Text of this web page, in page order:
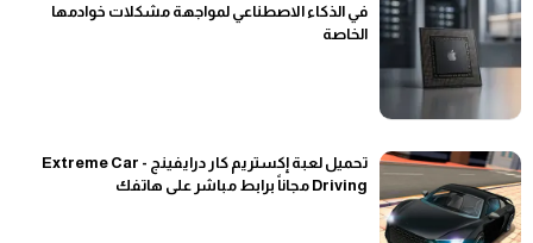
في الذكاء الاصطناعي لمواجهة مشكلات خوادمها
الخاصة
تحميل لعبة إكستريم كار درايفينج - Extreme Car
Driving مجاناً برابط مباشر على هاتفك